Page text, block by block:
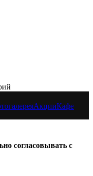
АкцииКафе
согласовывать с